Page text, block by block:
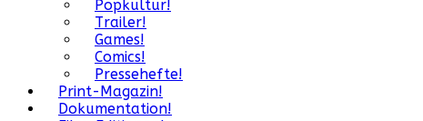
Popkultur!
Trailer!
Games!
Comics!
Pressehefte!
Print-Magazin!
Dokumentation!